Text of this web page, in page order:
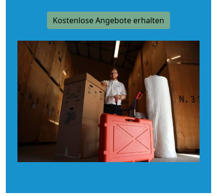
Kostenlose Angebote erhalten